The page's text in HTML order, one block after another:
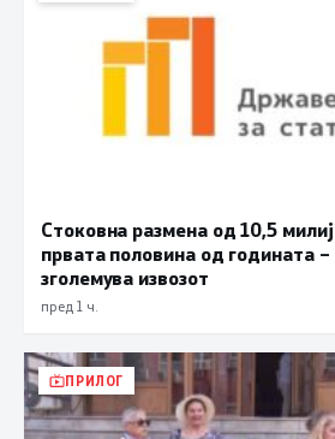
Стоковна размена од 10,5
првата половина од годината
зголемува извозот
пред 1 ч.
ПРИЛОГ